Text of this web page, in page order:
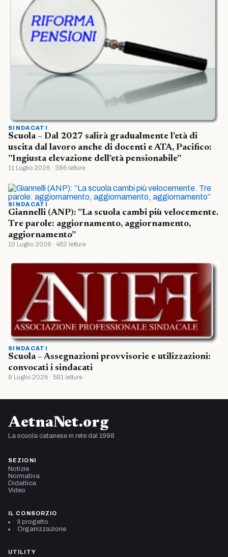
SINDACATI
Scuola – Dal 2027 salirà gradualmente l’età di
uscita dal lavoro anche di docenti e ATA, Pacifico:
”Ingiusta elevazione dell’età pensionabile”
11 Luglio 2026 · 386 letture
SINDACATI
Giannelli (ANP): ”La scuola cambi più velocemente.
Tre parole: aggiornamento, aggiornamento,
aggiornamento”
10 Luglio 2026 · 462 letture
SINDACATI
Scuola – Assegnazioni provvisorie e utilizzazioni:
convocati i sindacati
9 Luglio 2026 · 591 letture
AetnaNet.org
La scuola catanese in rete dal 1998
SEZIONI
Notizie
Normativa
Didattica
Video
IL CONSORZIO
Il progetto
Organizzazione
UTILITY